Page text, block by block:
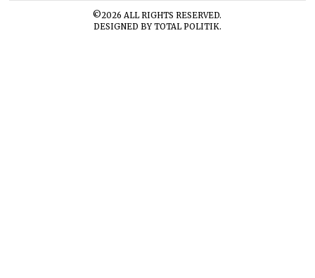
©2026 ALL RIGHTS RESERVED.
DESIGNED BYTOTAL POLITIK.